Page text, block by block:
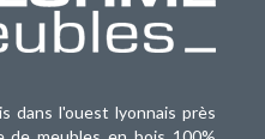
dans l'ouest lyonnais près